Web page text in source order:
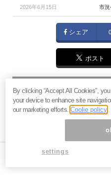
2026年6月15日 市況
シェア
ポスト
急騰後に急落「パワーエッ
将来性とリスク
過去最高益「サンリオ」は買
度と投資戦略
By clicking “Accept All Cookies”,
your device to enhance site
our marketing efforts.Coolie policy
settings